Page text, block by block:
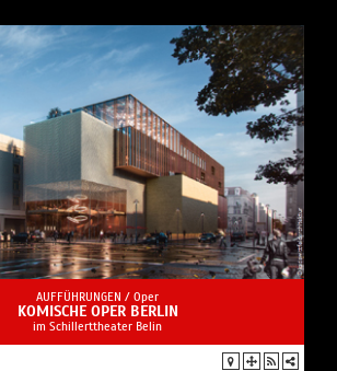
AUFFÜHRUNGEN / Oper
KOMISCHE OPER BERLIN
im Schillerttheater Belin